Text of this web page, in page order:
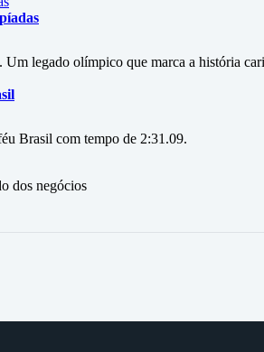
legado olímpico que marca a história
Brasil com tempo de 2:31.09.
dos negócios